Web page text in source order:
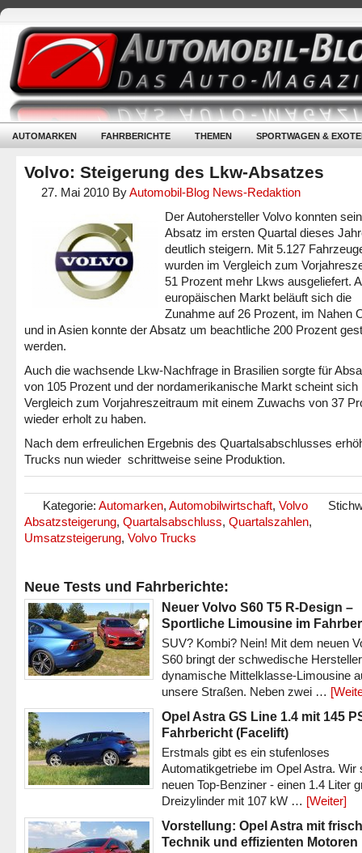
AUTOMARKEN FAHRBERICHTE THEMEN SPORTWAGEN &
Volvo: Steigerung des Lkw-Absatzes
27. Mai 2010 ByAutomobil-Blog News-Redaktion
Der Autohersteller Volvo konnten
Absatz im ersten Quartal dieses
deutlich steigern. Mit 5.127
wurden im Vergleich zum
51 Prozent mehr Lkws ausgeliefert.
europäischen Markt beläuft sich die
Zunahme auf 26 Prozent, im Nahen
und in Asien konnte der Absatz um beachtliche 200 Prozent
werden.
Auch die wachsende Lkw-Nachfrage in Brasilien sorgte für
von 105 Prozent und der nordamerikanische Markt scheint sich
Vergleich zum Vorjahreszeitraum mit einem Zuwachs von 37
wieder erholt zu haben.
Nach dem erfreulichen Ergebnis des Quartalsabschlusses
Trucks nun wieder schrittweise seine Produktion.
Kategorie: Automarken, Automobilwirtschaft, Volvo
Absatzsteigerung, Quartalsabschluss, Quartalszahlen,
Umsatzsteigerung, Volvo Trucks
Neue Tests und Fahrberichte:
Neuer Volvo S60 T5 R-Design –
Sportliche Limousine im
SUV? Kombi? Nein! Mit dem neuen
S60 bringt der schwedische
dynamische Mittelklasse-Limousine
unsere Straßen. Neben zwei …
Opel Astra GS Line 1.4 mit 145
Fahrbericht (Facelift)
Erstmals gibt es ein stufenloses
Automatikgetriebe im Opel Astra. Wir
neuen Top-Benziner - einen 1.4 Liter
Dreizylinder mit 107 kW … [Weiter]
Vorstellung: Opel Astra mit
Technik und effizienten Motoren